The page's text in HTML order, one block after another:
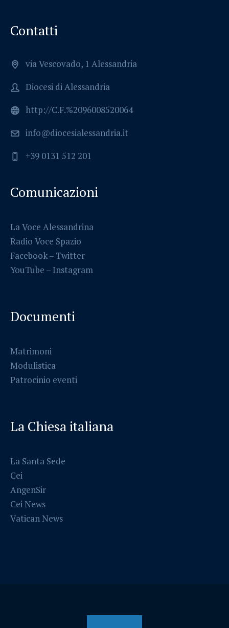
Contatti
via Vescovado, 1 Alessandria
Diocesi di Alessandria
http://C.F.%2096008520064
info@diocesialessandria.it
+39 0131 512 201
Comunicazioni
La Voce Alessandrina
Radio Voce Spazio
Facebook– Twitter
YouTube – Instagram
Documenti
Matrimoni
Modulistica
Patrocinio eventi
La Chiesa italiana
La Santa Sede
Cei
AngenSir
Cei News
Vatican News